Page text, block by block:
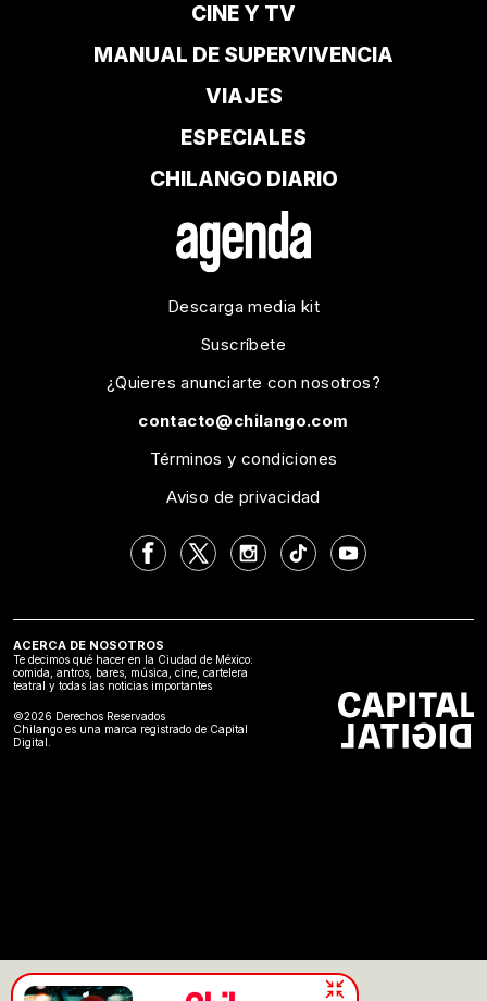
CINE Y TV
MANUAL DE SUPERVIVENCIA
VIAJES
ESPECIALES
CHILANGO DIARIO
Descarga media kit
Suscríbete
¿Quieres anunciarte con nosotros?
contacto@chilango.com
Términos y condiciones
Aviso de privacidad
ACERCA DE NOSOTROS
Te decimos qué hacer en la Ciudad de México:
comida, antros, bares, música, cine, cartelera
teatral y todas las noticias importantes
©2026 Derechos Reservados
Chilango es una marca registrado de Capital
Digital.